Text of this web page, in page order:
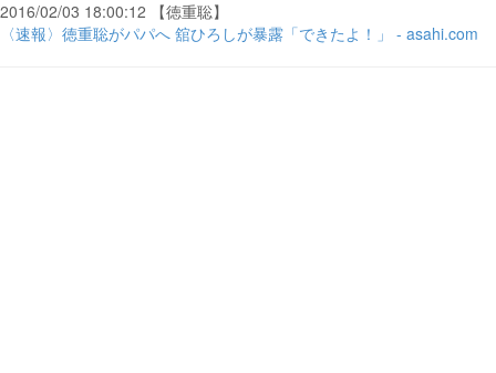
2016/02/03 18:00:12 【徳重聡】
〈速報〉徳重聡がパパへ 舘ひろしが暴露「できたよ！」 - asahi.com